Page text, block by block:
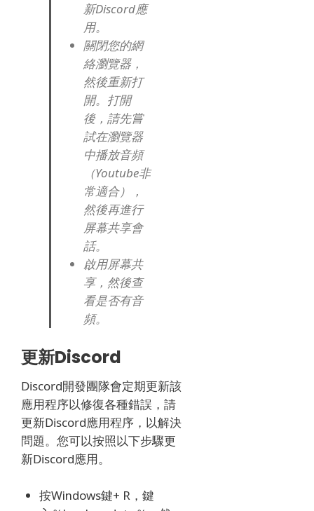
新Discord應
用。
關閉您的網
絡瀏覽器，
然後重新打
開。 打開
後，請先嘗
試在瀏覽器
中播放音頻
（Youtube非
常適合），
然後再進行
屏幕共享會
話。
啟用屏幕共
享，然後查
看是否有音
頻。
更新Discord
Discord開發團隊會定期更新該
應用程序以修復各種錯誤，請
更新Discord應用程序，以解決
問題。 您可以按照以下步驟更
新Discord應用。
按Windows鍵+ R，鍵